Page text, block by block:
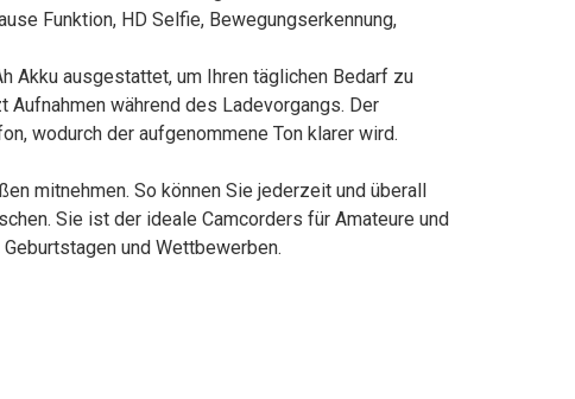
Funktion, HD Selfie, Bewegungserkennung,
Akku ausgestattet, um Ihren täglichen Bedarf zu
während des Ladevorgangs. Der
wodurch der aufgenommene Ton klarer wird.
mitnehmen. So können Sie jederzeit und überall
Sie ist der ideale Camcorders für Amateure und
und Wettbewerben.